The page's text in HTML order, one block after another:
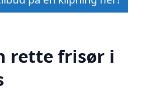
rette frisør i